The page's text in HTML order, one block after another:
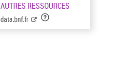
AUTRES RESSOURCES
data.bnf.fr